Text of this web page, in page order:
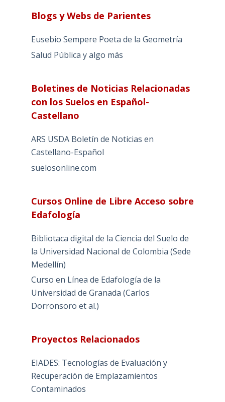
Blogs y Webs de Parientes
Eusebio Sempere Poeta de la Geometría
Salud Pública y algo más
Boletines de Noticias Relacionadas
con los Suelos en Español-
Castellano
ARS USDA Boletín de Noticias en
Castellano-Español
suelosonline.com
Cursos Online de Libre Acceso sobre
Edafología
Bibliotaca digital de la Ciencia del Suelo de
la Universidad Nacional de Colombia (Sede
Medellín)
Curso en Línea de Edafología de la
Universidad de Granada (Carlos
Dorronsoro et al.)
Proyectos Relacionados
EIADES: Tecnologías de Evaluación y
Recuperación de Emplazamientos
Contaminados